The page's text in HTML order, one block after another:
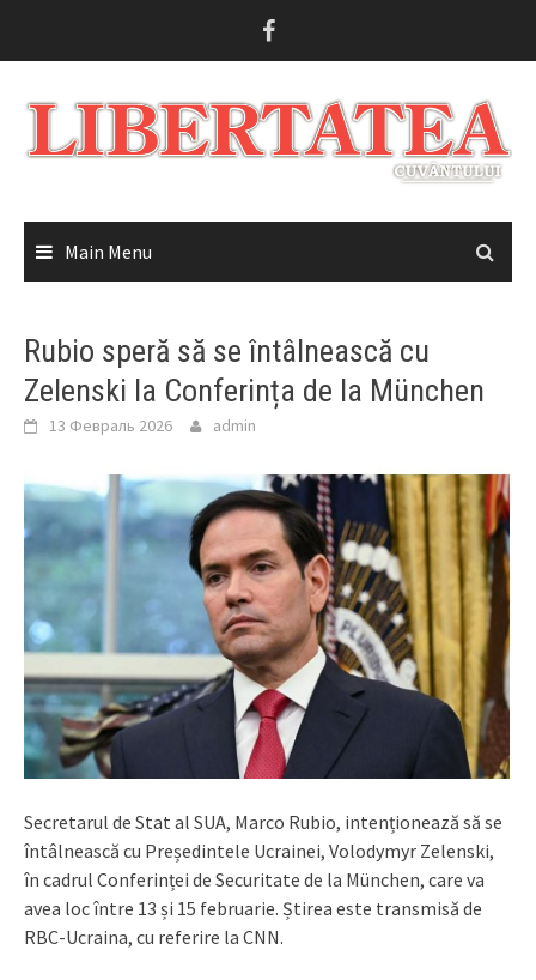
Main Menu
Rubio speră să se întâlnească cu
Zelenski la Conferința de la München
13 Февраль 2026 admin
Secretarul de Stat al SUA, Marco Rubio, intenționează să se
întâlnească cu Președintele Ucrainei, Volodymyr Zelenski,
în cadrul Conferinței de Securitate de la München, care va
avea loc între 13 și 15 februarie. Știrea este transmisă de
RBC-Ucraina, cu referire la CNN.